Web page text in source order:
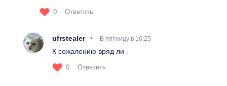
0 Ответить
ufrstealer В пятницу в 16:25
К сожалению вряд ли
0 Ответить